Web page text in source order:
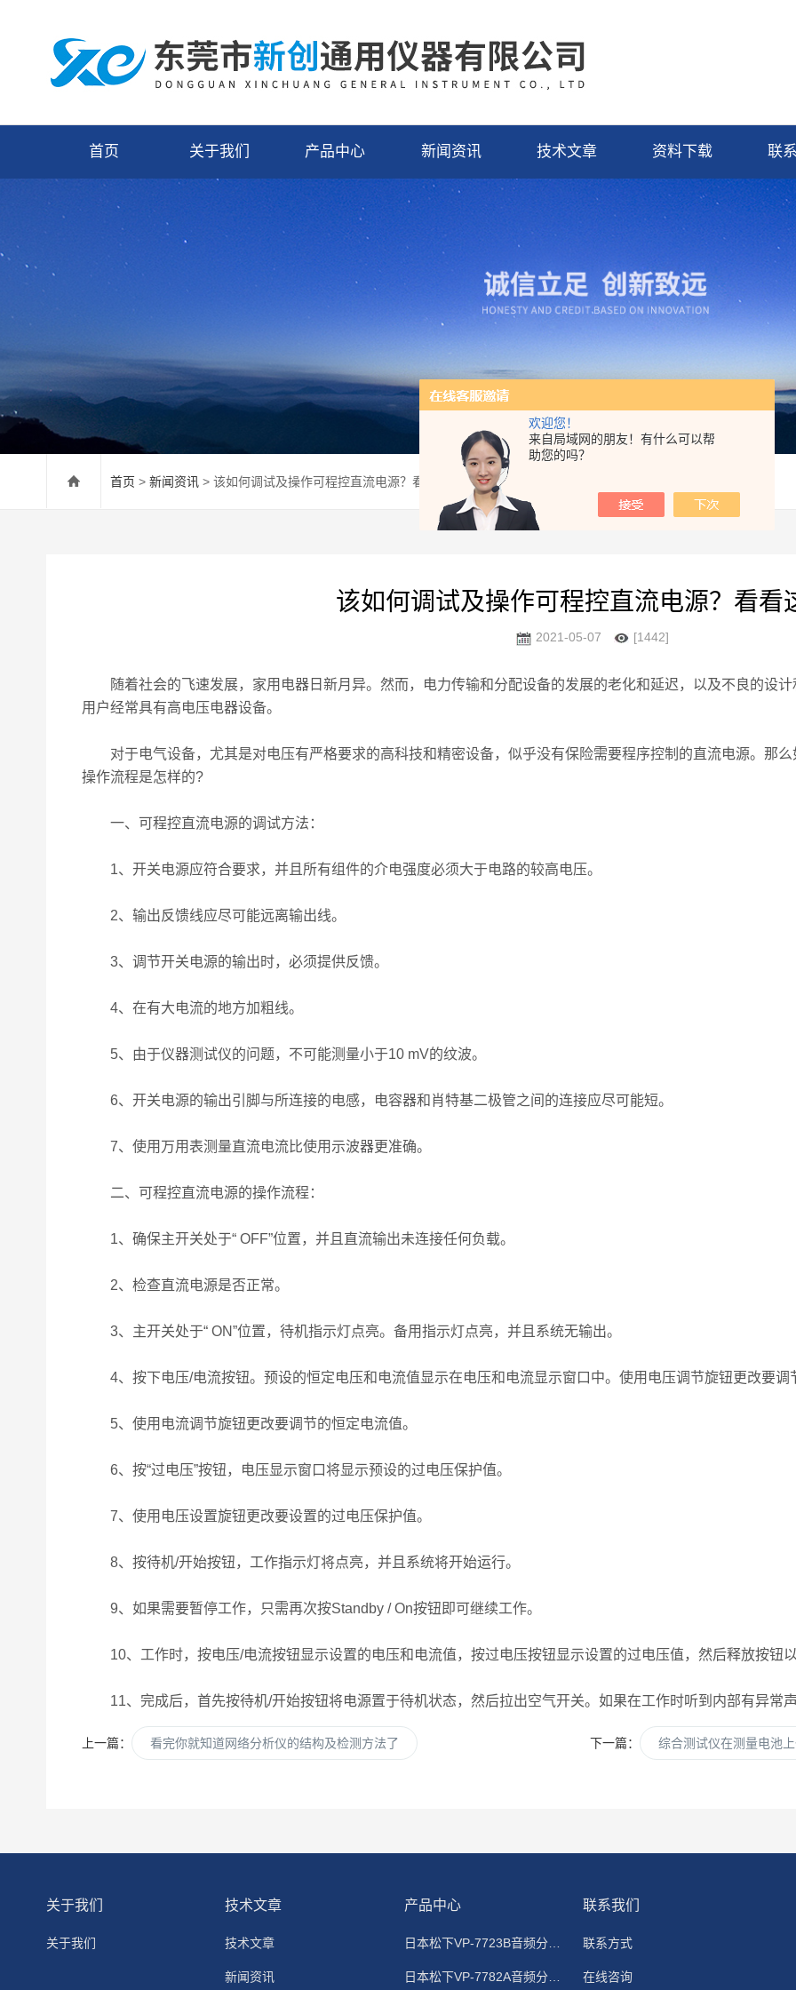
欢迎您！
来自局域网的朋友！有什么可以帮
助您的吗？
首页 关于我们 产品中心 新闻资讯 技术文章 资料下载 联
首页 > 新闻资讯 > 该如何调试及操作可程控直流电源？看看这些吧
该如何调试及操作可程控直流电源？看看
2021-05-07 [1442]
随着社会的飞速发展，家用电器日新月异。然而，电力传输和分配设备的发展的老化和延迟，以及不良的设计
用户经常具有高电压电器设备。
对于电气设备，尤其是对电压有严格要求的高科技和精密设备，似乎没有保险需要程序控制的直流电源。那么
操作流程是怎样的?
一、可程控直流电源的调试方法：
1、开关电源应符合要求，并且所有组件的介电强度必须大于电路的较高电压。
2、输出反馈线应尽可能远离输出线。
3、调节开关电源的输出时，必须提供反馈。
4、在有大电流的地方加粗线。
5、由于仪器测试仪的问题，不可能测量小于10 mV的纹波。
6、开关电源的输出引脚与所连接的电感，电容器和肖特基二极管之间的连接应尽可能短。
7、使用万用表测量直流电流比使用示波器更准确。
二、可程控直流电源的操作流程：
1、确保主开关处于“ OFF”位置，并且直流输出未连接任何负载。
2、检查直流电源是否正常。
3、主开关处于“ ON”位置，待机指示灯点亮。备用指示灯点亮，并且系统无输出。
4、按下电压/电流按钮。预设的恒定电压和电流值显示在电压和电流显示窗口中。使用电压调节旋钮更改要调
5、使用电流调节旋钮更改要调节的恒定电流值。
6、按“过电压”按钮，电压显示窗口将显示预设的过电压保护值。
7、使用电压设置旋钮更改要设置的过电压保护值。
8、按待机/开始按钮，工作指示灯将点亮，并且系统将开始运行。
9、如果需要暂停工作，只需再次按Standby / On按钮即可继续工作。
10、工作时，按电压/电流按钮显示设置的电压和电流值，按过电压按钮显示设置的过电压值，然后释放按钮以
11、完成后，首先按待机/开始按钮将电源置于待机状态，然后拉出空气开关。如果在工作时听到内部有异常声
上一篇： 看完你就知道网络分析仪的结构及检测方法了 下一篇： 综合测试仪在测量电池
关于我们
关于我们
技术文章
技术文章
新闻资讯
产品中心
日本松下VP-7723B音频分析仪
日本松下VP-7782A音频分析仪
联系我们
联系方式
在线咨询